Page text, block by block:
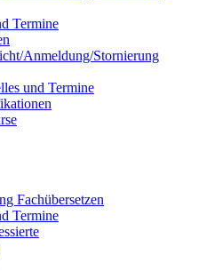
Termine
Anmeldung/Stornierung
und Termine
Fachübersetzen
Termine